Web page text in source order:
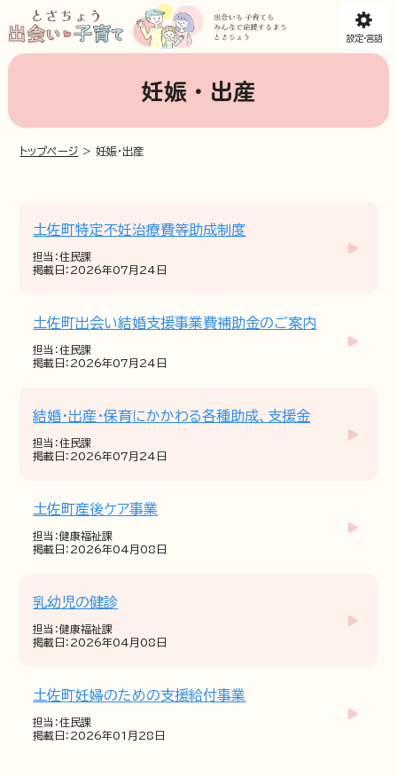
設定・言語
妊娠・出産
トップページ > 妊娠・出産
土佐町特定不妊治療費等助成制度
担当：住民課
掲載日：2026年07月24日
土佐町出会い結婚支援事業費補助金のご案内
担当：住民課
掲載日：2026年07月24日
結婚・出産・保育にかかわる各種助成、支援金
担当：住民課
掲載日：2026年07月24日
土佐町産後ケア事業
担当：健康福祉課
掲載日：2026年04月08日
乳幼児の健診
担当：健康福祉課
掲載日：2026年04月08日
土佐町妊婦のための支援給付事業
担当：住民課
掲載日：2026年01月28日